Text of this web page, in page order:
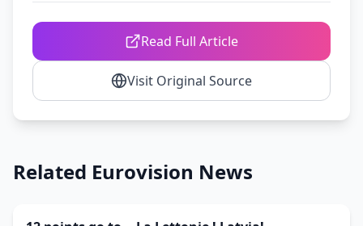
Read Full Article
Visit Original Source
Related Eurovision News